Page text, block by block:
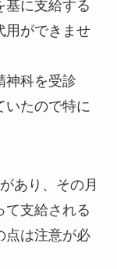
基に支給する
用ができませ
神科を受診
いたので特に
あり、その月
て支給される
点は注意が必